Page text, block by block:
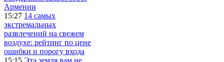
Армении
15:27 14 самых
экстремальных
развлечений на свежем
воздухе: рейтинг по цене
ошибки и порогу входа
15:15 Эта земля вам не